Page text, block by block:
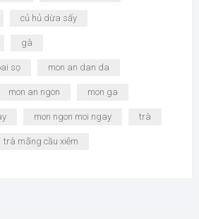
củ hủ dừa sấy
gà
sọ mon an dan da
mon an ngon mon ga
mon ngon moi ngay trà
trà mãng cầu xiêm